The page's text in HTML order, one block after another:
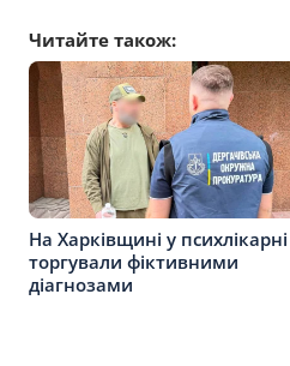
Читайте також:
На Харківщині у психлікарні
торгували фіктивними
діагнозами